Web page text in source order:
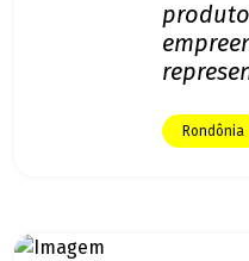
Rondônia